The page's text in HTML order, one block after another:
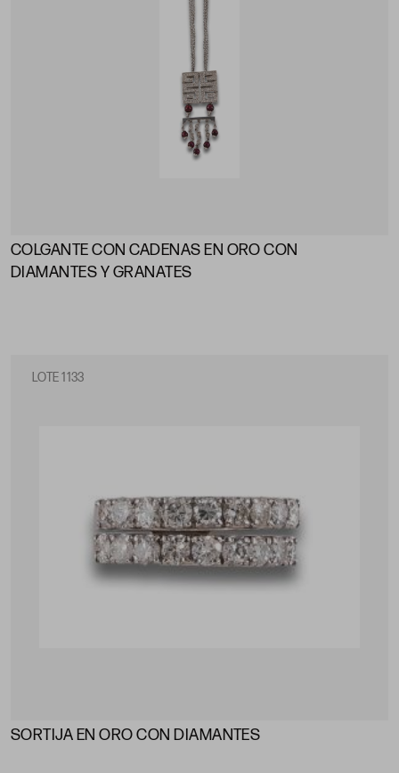
COLGANTE CON CADENAS EN ORO CON
DIAMANTES Y GRANATES
LOTE 1133
SORTIJA EN ORO CON DIAMANTES